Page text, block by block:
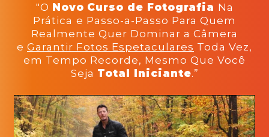
"O Novo Curso de Fotografia Na
Prática e Passo-a-Passo Para Quem
Realmente Quer Dominar a Câmera
e Garantir Fotos Espetaculares Toda Vez,
em Tempo Recorde, Mesmo Que Você
Seja Total Iniciante.”